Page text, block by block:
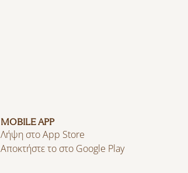
MOBILE APP
Λήψη στο App Store
Αποκτήστε το στο Google Play